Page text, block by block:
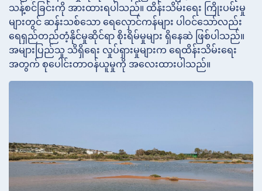
သန့်စင်ခြင်းကို အားထားရပါသည်။ ထိန်းသိမ်းရေး ကြိုးပမ်းမှု
များတွင် ဆန်းသစ်သော ရေလှောင်ကန်များ ပါဝင်သော်လည်း
ရေရှည်တည်တံ့နိုင်မှုဆိုင်ရာ စိုးရိမ်မှုများ ရှိနေဆဲ ဖြစ်ပါသည်။
အများပြည်သူ သိရှိရေး လှုပ်ရှားမှုများက ရေထိန်းသိမ်းရေး
အတွက် စုပေါင်းတာဝန်ယူမှုကို အလေးထားပါသည်။